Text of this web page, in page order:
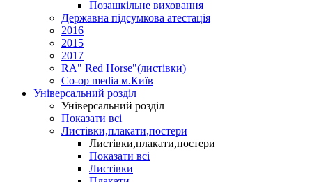
Позашкільне виховання
Державна підсумкова атестація
2016
2015
2017
RA" Red Horse"(листівки)
Co-op media м.Київ
Універсальний розділ
Універсальний розділ
Показати всі
Листівки,плакати,постери
Листівки,плакати,постери
Показати всі
Листівки